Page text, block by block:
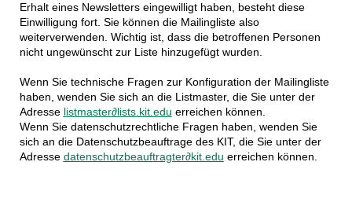
Erhalt eines Newsletters eingewilligt haben, besteht diese
Einwilligung fort. Sie können die Mailingliste also
weiterverwenden. Wichtig ist, dass die betroffenen Personen
nicht ungewünscht zur Liste hinzugefügt wurden.
Wenn Sie technische Fragen zur Konfiguration der Mailingliste
haben, wenden Sie sich an die Listmaster, die Sie unter der
Adresse listmaster∂lists.kit.edu erreichen können.
Wenn Sie datenschutzrechtliche Fragen haben, wenden Sie
sich an die Datenschutzbeauftrage des KIT, die Sie unter der
Adresse datenschutzbeauftragter∂kit.edu erreichen können.